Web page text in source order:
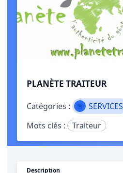
PLANÈTE TRAITEUR
Catégories :
SERVICES
Mots clés :
Traiteur
Description